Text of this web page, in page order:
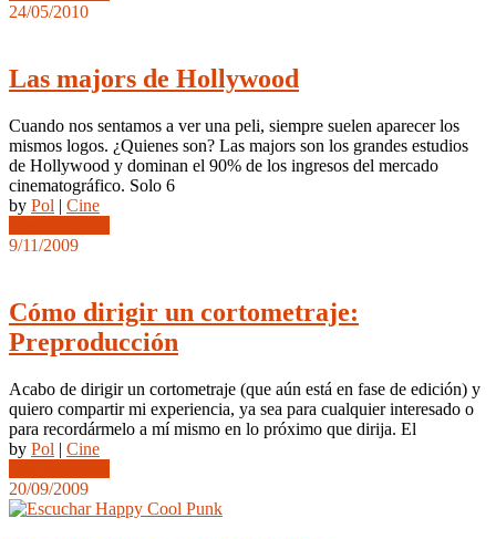
24/05/2010
Las majors de Hollywood
Cuando nos sentamos a ver una peli, siempre suelen aparecer los
mismos logos. ¿Quienes son? Las majors son los grandes estudios
de Hollywood y dominan el 90% de los ingresos del mercado
cinematográfico. Solo 6
by Pol | Cine
9/11/2009
Cómo dirigir un cortometraje:
Preproducción
Acabo de dirigir un cortometraje (que aún está en fase de edición) y
quiero compartir mi experiencia, ya sea para cualquier interesado o
para recordármelo a mí mismo en lo próximo que dirija. El
by Pol | Cine
20/09/2009